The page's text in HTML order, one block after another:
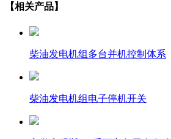
【相关产品】
柴油发电机组多台并机控制体系
柴油发电机组电子停机开关